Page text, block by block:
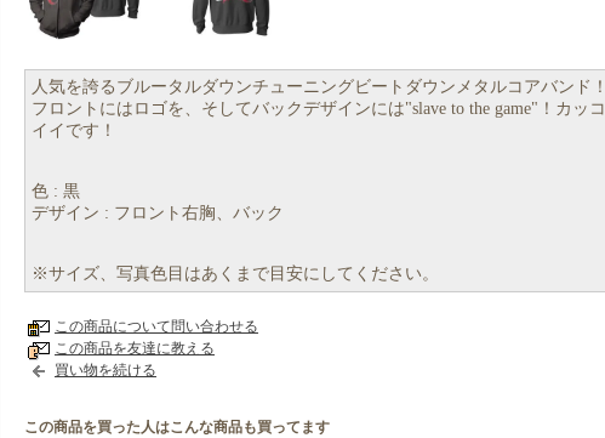
人気を誇るブルータルダウンチューニングビートダウンメタルコアバンド！
フロントにはロゴを、そしてバックデザインには"slave to the game"！カッコ
イイです！
色 : 黒
デザイン : フロント右胸、バック
※サイズ、写真色目はあくまで目安にしてください。
この商品について問い合わせる
この商品を友達に教える
買い物を続ける
この商品を買った人はこんな商品も買ってます